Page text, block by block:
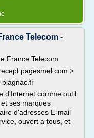
Telecom -
France Telecom
>
blagnac.fr
d'Internet comme outil
ses marques
d'adresses E-mail
ouvert a tous, et